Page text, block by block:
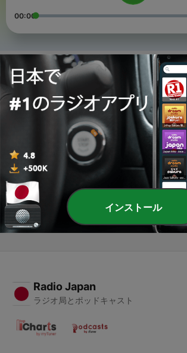
00:00
エピソード
3
第３回 社会人野球日本選手権４日目から
てみた
01 7月 2021
第２回 社会人野球日本選手権初日から３
27 6月 2021
1 - 第１回 社会人野球日本選手権北信越最終
た話
13 6月 2021
Radio Japan
ラジオ局とポッドキャスト
インストール